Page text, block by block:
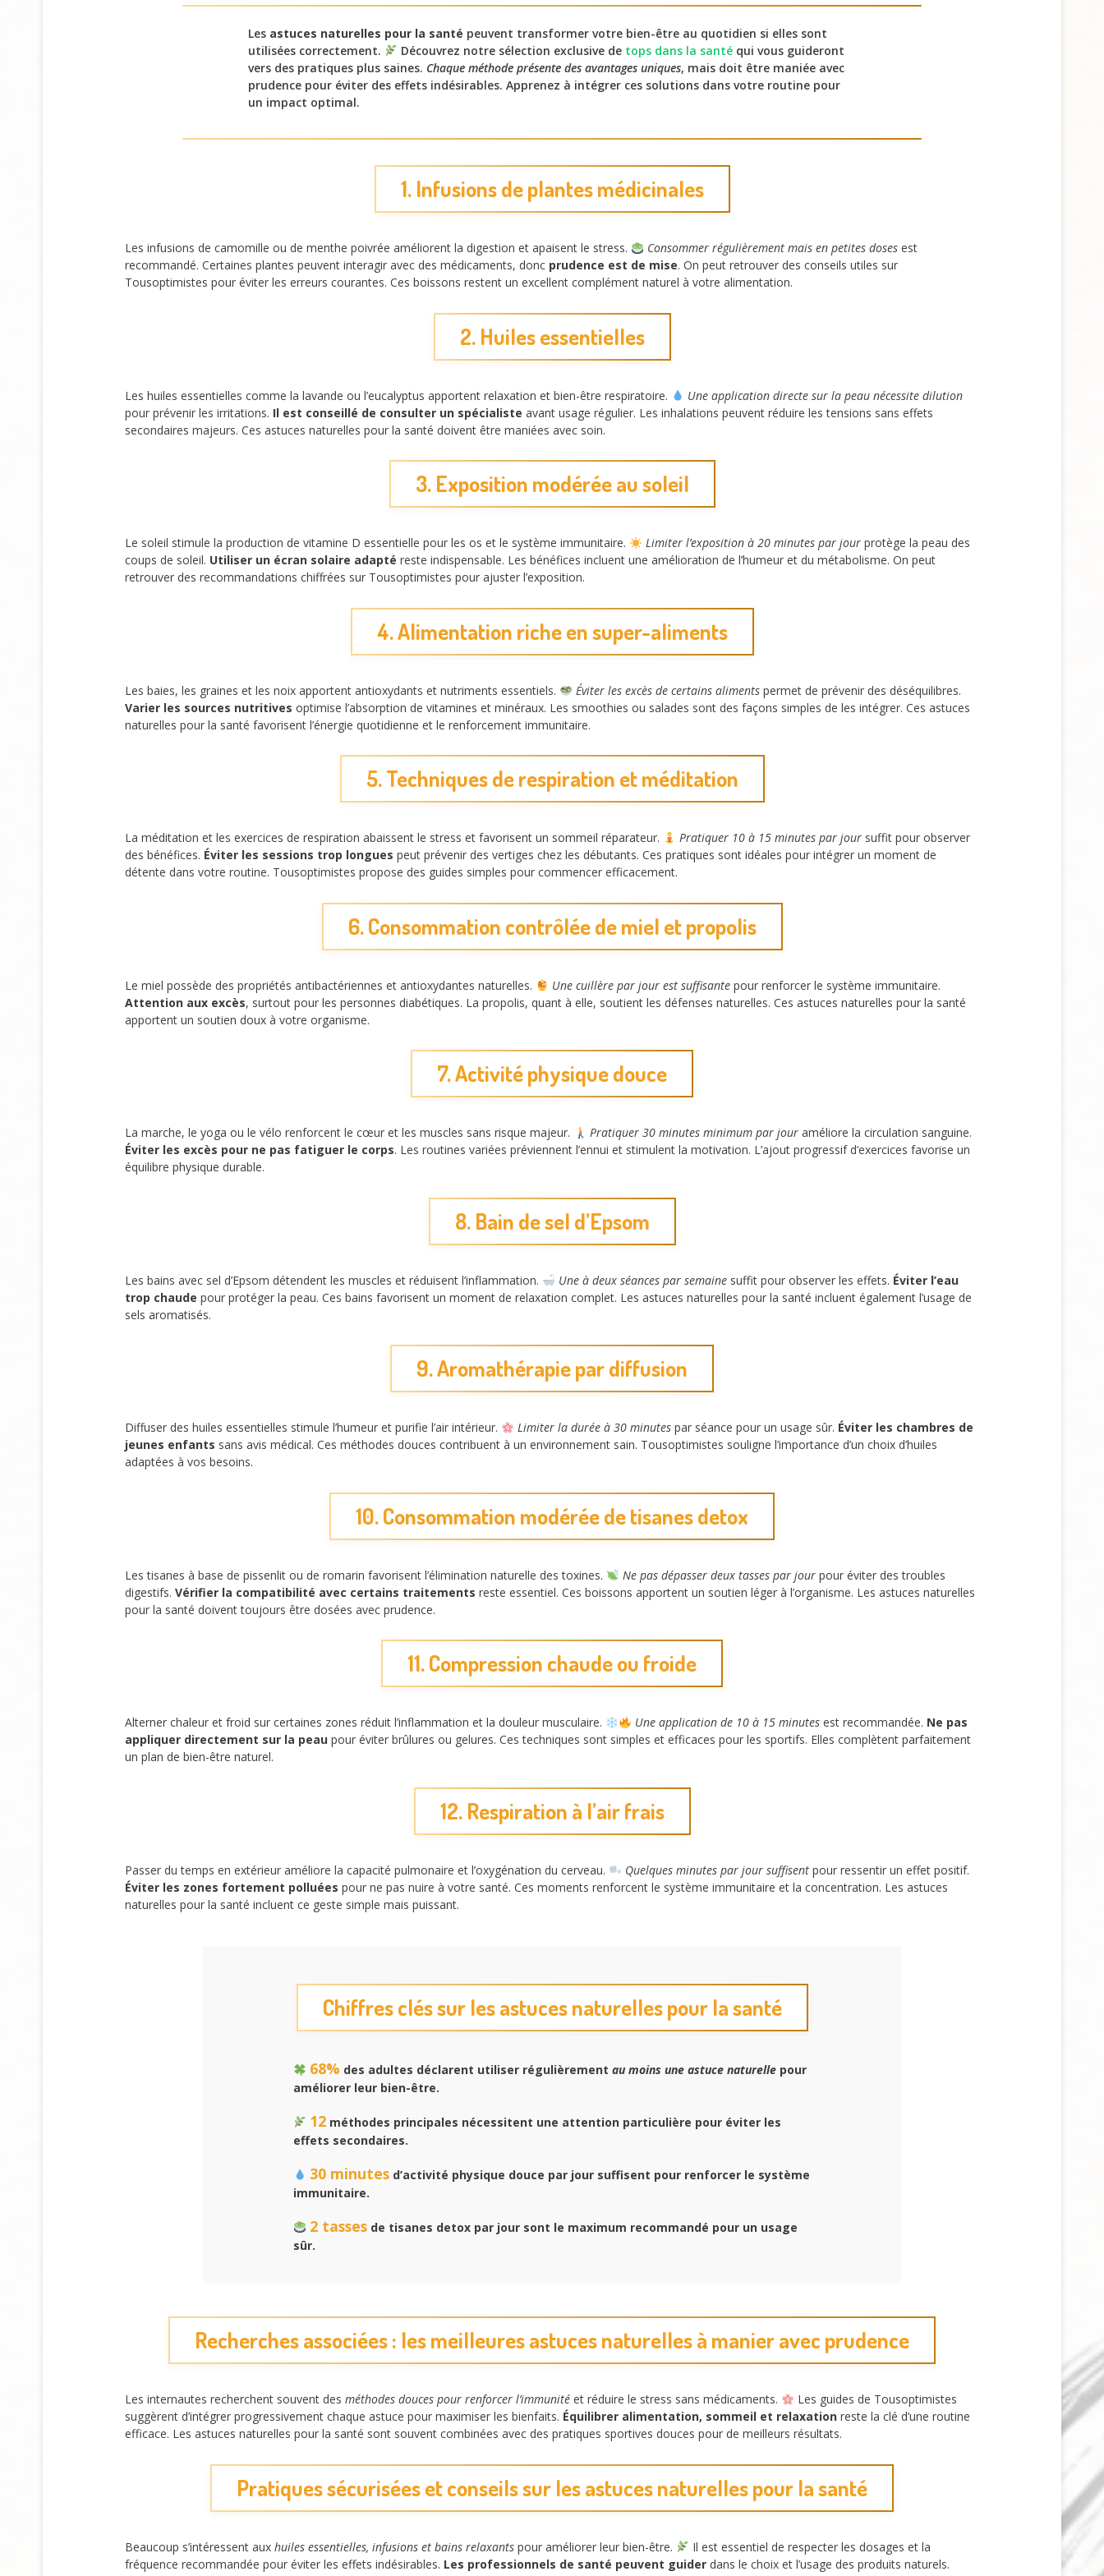
Les astuces naturelles pour la santé peuvent transformer votre bien-être au quotidien si elles sont
utilisées correctement.
Découvrez notre sélection exclusive de tops dans la santéqui vous guideront
vers des pratiques plus saines. Chaque méthode présente des avantages uniques, mais doit être maniée avec
prudence pour éviter des effets indésirables. Apprenez à intégrer ces solutions dans votre routine pour
un impact optimal.
1. Infusions de plantes médicinales
Les infusions de camomille ou de menthe poivrée améliorent la digestion et apaisent le stress. Consommer régulièrement mais en petites dosesest
recommandé. Certaines plantes peuvent interagir avec des médicaments, donc prudence est de mise. On peut retrouver des conseils utiles sur
Tousoptimistes pour éviter les erreurs courantes. Ces boissons restent un excellent complément naturel à votre alimentation.
2. Huiles essentielles
Les huiles essentielles comme la lavande ou l’eucalyptus apportent relaxation et bien-être respiratoire.
Une application directe sur la peau nécessite dilution
pour prévenir les irritations. Il est conseillé de consulter un spécialiste avant usage régulier. Les inhalations peuvent réduire les tensions sans effets
secondaires majeurs. Ces astuces naturelles pour la santé doivent être maniées avec soin.
3. Exposition modérée au soleil
Le soleil stimule la production de vitamine D essentielle pour les os et le système immunitaire. Limiter l’exposition à 20 minutes par jourprotège la peau des
coups de soleil. Utiliser un écran solaire adapté reste indispensable. Les bénéfices incluent une amélioration de l’humeur et du métabolisme. On peut
retrouver des recommandations chiffrées sur Tousoptimistes pour ajuster l’exposition.
4. Alimentation riche en super-aliments
Les baies, les graines et les noix apportent antioxydants et nutriments essentiels. Éviter les excès de certains alimentspermet de prévenir des déséquilibres.
Varier les sources nutritives optimise l’absorption de vitamines et minéraux. Les smoothies ou salades sont des façons simples de les intégrer. Ces astuces
naturelles pour la santé favorisent l’énergie quotidienne et le renforcement immunitaire.
5. Techniques de respiration et méditation
La méditation et les exercices de respiration abaissent le stress et favorisent un sommeil réparateur. Pratiquer 10 à 15 minutes par joursuffit pour observer
des bénéfices. Éviter les sessions trop longues peut prévenir des vertiges chez les débutants. Ces pratiques sont idéales pour intégrer un moment de
détente dans votre routine. Tousoptimistes propose des guides simples pour commencer efficacement.
6. Consommation contrôlée de miel et propolis
Le miel possède des propriétés antibactériennes et antioxydantes naturelles. Une cuillère par jour est suffisantepour renforcer le système immunitaire.
Attention aux excès, surtout pour les personnes diabétiques. La propolis, quant à elle, soutient les défenses naturelles. Ces astuces naturelles pour la santé
apportent un soutien doux à votre organisme.
7. Activité physique douce
La marche, le yoga ou le vélo renforcent le cœur et les muscles sans risque majeur. Pratiquer 30 minutes minimum par jouraméliore la circulation sanguine.
Éviter les excès pour ne pas fatiguer le corps. Les routines variées préviennent l’ennui et stimulent la motivation. L’ajout progressif d’exercices favorise un
équilibre physique durable.
8. Bain de sel d’Epsom
Les bains avec sel d’Epsom détendent les muscles et réduisent l’inflammation. Une à deux séances par semainesuffit pour observer les effets. Éviter l’eau
trop chaude pour protéger la peau. Ces bains favorisent un moment de relaxation complet. Les astuces naturelles pour la santé incluent également l’usage de
sels aromatisés.
9. Aromathérapie par diffusion
Diffuser des huiles essentielles stimule l’humeur et purifie l’air intérieur. Limiter la durée à 30 minutespar séance pour un usage sûr. Éviter les chambres de
jeunes enfants sans avis médical. Ces méthodes douces contribuent à un environnement sain. Tousoptimistes souligne l’importance d’un choix d’huiles
adaptées à vos besoins.
10. Consommation modérée de tisanes detox
Les tisanes à base de pissenlit ou de romarin favorisent l’élimination naturelle des toxines. Ne pas dépasser deux tasses par jourpour éviter des troubles
digestifs. Vérifier la compatibilité avec certains traitements reste essentiel. Ces boissons apportent un soutien léger à l’organisme. Les astuces naturelles
pour la santé doivent toujours être dosées avec prudence.
11. Compression chaude ou froide
Alterner chaleur et froid sur certaines zones réduit l’inflammation et la douleur musculaire. Une application de 10 à 15 minutesest recommandée. Ne pas
appliquer directement sur la peau pour éviter brûlures ou gelures. Ces techniques sont simples et efficaces pour les sportifs. Elles complètent parfaitement
un plan de bien-être naturel.
12. Respiration à l’air frais
Passer du temps en extérieur améliore la capacité pulmonaire et l’oxygénation du cerveau. Quelques minutes par jour suffisentpour ressentir un effet positif.
Éviter les zones fortement polluées pour ne pas nuire à votre santé. Ces moments renforcent le système immunitaire et la concentration. Les astuces
naturelles pour la santé incluent ce geste simple mais puissant.
Chiffres clés sur les astuces naturelles pour la santé
68% des adultes déclarent utiliser régulièrement au moins une astuce naturellepour
améliorer leur bien-être.
12méthodes principales nécessitent une attention particulière pour éviter les
effets secondaires.
30 minutesd’activité physique douce par jour suffisent pour renforcer le système
immunitaire.
2 tassesde tisanes detox par jour sont le maximum recommandé pour un usage
sûr.
Recherches associées : les meilleures astuces naturelles à manier avec prudence
Les internautes recherchent souvent des méthodes douces pour renforcer l’immunité et réduire le stress sans médicaments.
Les guides de Tousoptimistes
suggèrent d’intégrer progressivement chaque astuce pour maximiser les bienfaits. Équilibrer alimentation, sommeil et relaxation reste la clé d’une routine
efficace. Les astuces naturelles pour la santé sont souvent combinées avec des pratiques sportives douces pour de meilleurs résultats.
Pratiques sécurisées et conseils sur les astuces naturelles pour la santé
Beaucoup s’intéressent aux huiles essentielles, infusions et bains relaxants pour améliorer leur bien-être.
Il est essentiel de respecter les dosages et la
fréquence recommandée pour éviter les effets indésirables. Les professionnels de santé peuvent guider dans le choix et l’usage des produits naturels.